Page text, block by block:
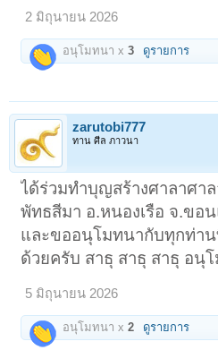
2 มิถุนายน 2026
อนุโมทนา x3 ดูรายการ
zarutobi777
ทาน ศีล ภาวนา
ได้ร่วมทําบุญสร้างศาลาศา
พัทธสีมา อ.หนองเรือ จ.ขอ
และขออนุโมทนากับทุกท่า
ด้วยครับ สาธุ สาธุ สาธุ อนุ
5 มิถุนายน 2026
อนุโมทนา x2 ดูรายการ